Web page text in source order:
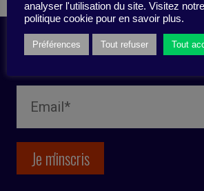
Inscription newsletter
analyser l'utilisation du site. Visitez
politique cookie pour en savoir plus.
Préférences Tout refuser Tout